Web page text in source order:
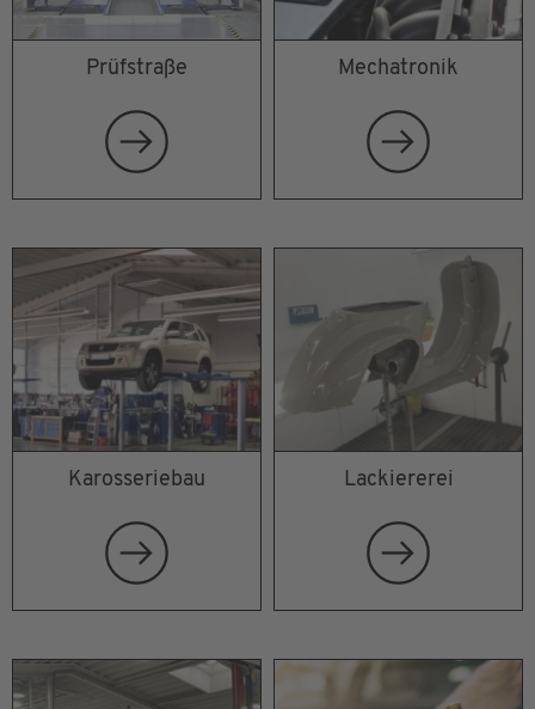
Prüfstraße Mechatronik
Karosseriebau Lackiererei